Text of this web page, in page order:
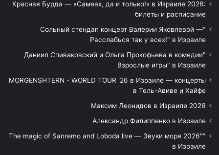
Красная Бурда — «Самеах, да и только!» в Израиле 2026:
билеты и расписание
"Сольный стендап концерт Валерии Яковлевой —
Расслабься так у всех!" в Израиле
"Даниил Спиваковский и Ольга Прокофьева в комедии
Взрослые игры" в Израиле
MORGENSHTERN - WORLD TOUR '26 в Израиле — концерты
в Тель-Авиве и Хайфе
Максим Леонидов в Израиле 2026
Александр Филиппенко в Израиле
"The magic of Sanremo and Loboda live — Звуки моря 2026"
в Израиле